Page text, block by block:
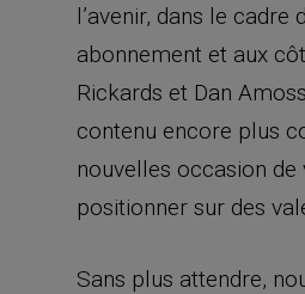
l’avenir, dans le cadre
abonnement et aux
Rickards et Dan
contenu encore plus
nouvelles occasion de
positionner sur des
Sans plus attendre,